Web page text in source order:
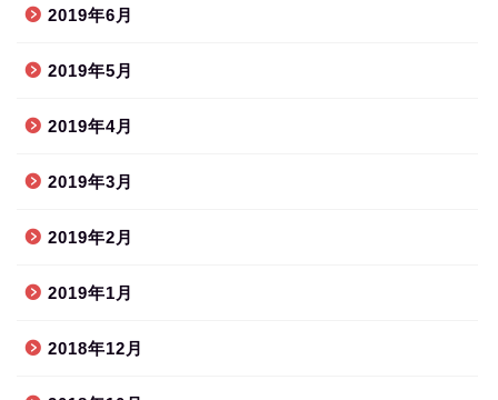
2019年6月
2019年5月
2019年4月
2019年3月
2019年2月
2019年1月
2018年12月